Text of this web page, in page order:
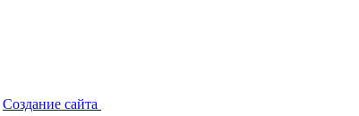
Создание сайта